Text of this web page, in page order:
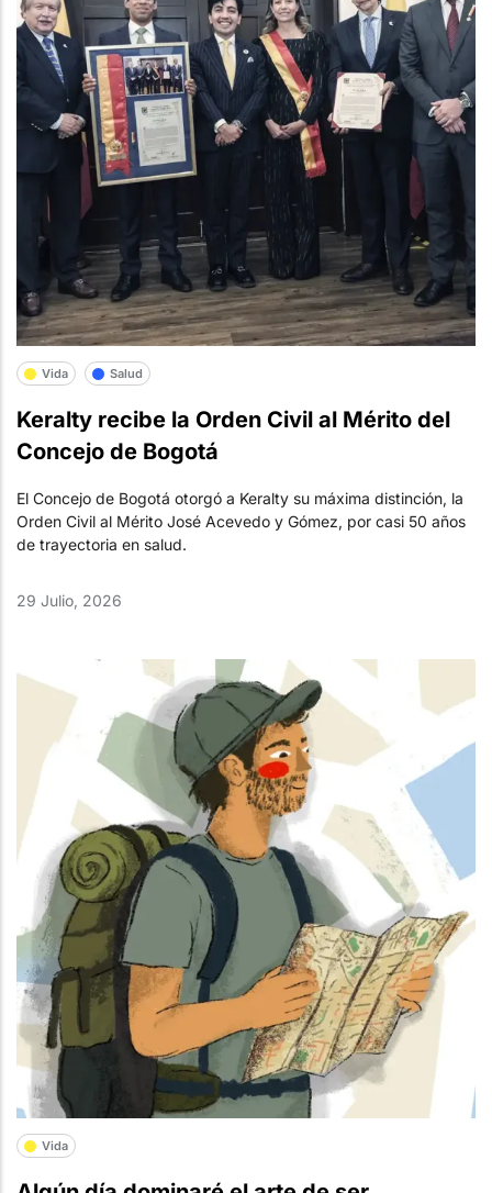
Vida Salud
Keralty recibe la Orden Civil al Mérito del
Concejo de Bogotá
El Concejo de Bogotá otorgó a Keralty su máxima distinción, la
Orden Civil al Mérito José Acevedo y Gómez, por casi 50 años
de trayectoria en salud.
29 Julio, 2026
Vida